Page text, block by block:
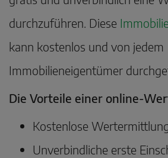
durchzuführen. Diese
kann kostenlos und von jedem
Immobilieneigentümer
Die Vorteile einer online-
Kostenlose
Unverbindliche erste